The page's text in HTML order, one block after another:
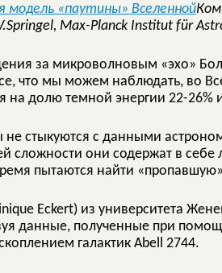
Max-Planck Institut für
за микроволновым «эхо»
что мы можем наблюдать, во
на долю темной энергии 22-26%
не стыкуются с данными
сложности они содержат в
пытаются найти
Eckert) из университета
данные, полученные при
галактик Abell 2744.